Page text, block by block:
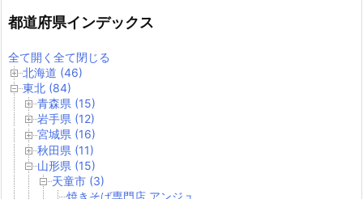
都道府県インデックス
全て開く 全て閉じる
北海道 (46)
東北 (84)
青森県 (15)
岩手県 (12)
宮城県 (16)
秋田県 (11)
山形県 (15)
天童市 (3)
焼きそば専門店 アンジュ